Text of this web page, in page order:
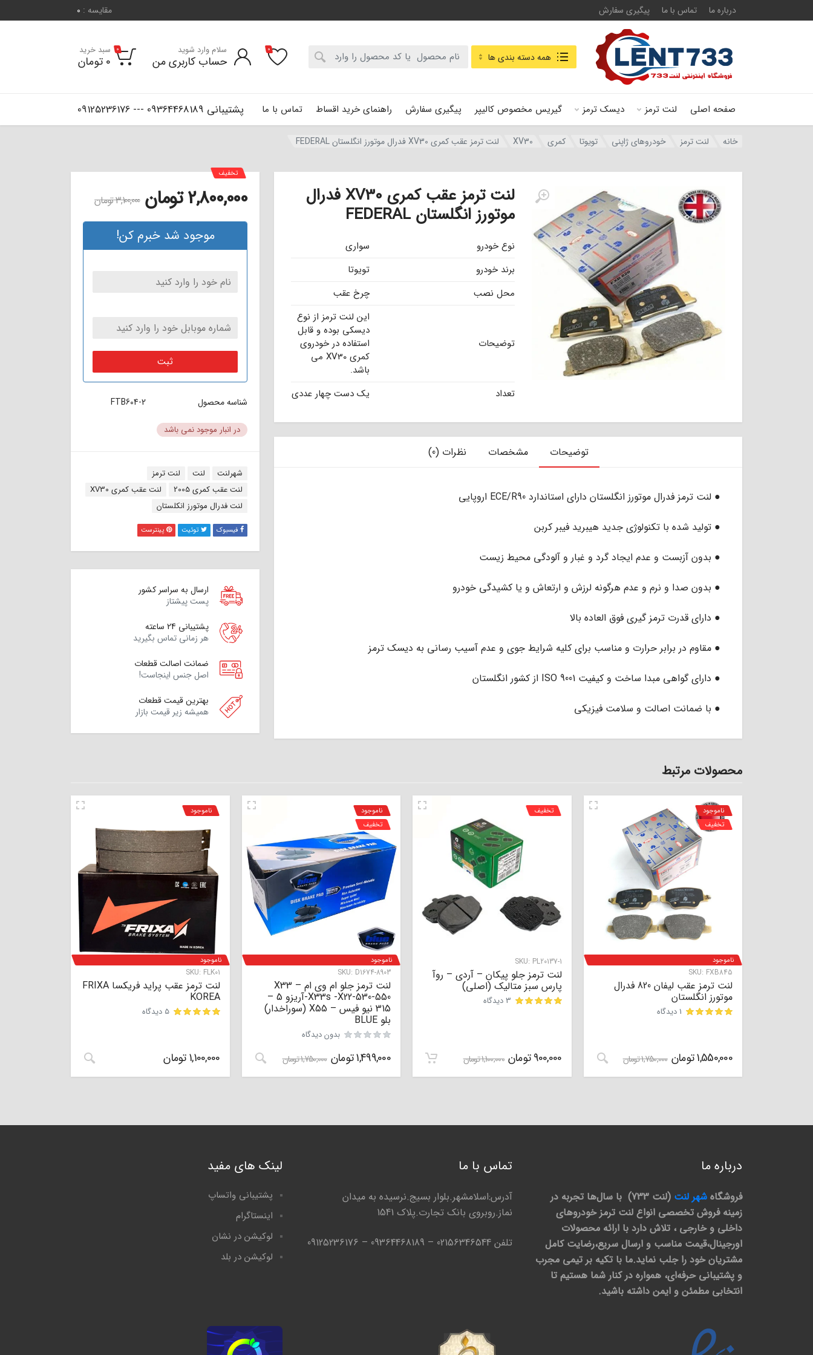
درباره ما تماس با ما پیگیری سفارش مقایسه : 0
صفحه اصلی لنت ترمز دیسک ترمز گیریس مخصوص کالیپر پیگیری سفارش راهنمای خرید اقساط تماس با ما پشتیبانی 09364468189 --- 09125236176
جستجو در:همه دسته بندی ها
0 سلام وارد شوید
حساب کاربری من
0 سبد خرید
0 تومان
خانه لنت ترمز خودروهای ژاپنی تویوتا کمری XV30 لنت ترمز عقب کمری XV30 فدرال موتورز انگلستان FEDERAL
لنت ترمز عقب کمری XV30 فدرال
موتورز انگلستان FEDERAL
نوع خودرو
سواری
برند خودرو
تویوتا
محل نصب
چرخ عقب
توضیحات
این لنت ترمز از نوع
دیسکی بوده و قابل
استفاده در خودروی
کمری XV30 می
باشد.
تعداد
یک دست چهار عددی
تخفیف
2,800,000تومان 3,100,000تومان
موجود شد خبرم کن!
ثبت
شناسه محصول FTB604-2
در انبار موجود نمی باشد
برچسب:
شهرلنت لنت
لنت ترمز
لنت عقب کمری 2005
لنت عقب کمری XV30
لنت فدرال موتورز انکلستان
فیسبوک توئیت پینترست
ارسال به سراسر کشور
پست پیشتاز
پشتیبانی 24 ساعته
هر زمانی تماس بگیرید
ضمانت اصالت قطعات
اصل جنس اینجاست!
بهترین قیمت قطعات
همیشه زیر قیمت بازار
توضیحات مشخصات نظرات (0)
● لنت ترمز فدرال موتورز انگلستان دارای استاندارد ECE/R90 اروپایی
● تولید شده با تکنولوژی جدید هیبرید فیبر کربن
● بدون آزبست و عدم ایجاد گرد و غبار و آلودگی محیط زیست
● بدون صدا و نرم و عدم هرگونه لرزش و ارتعاش و یا کشیدگی خودرو
● دارای قدرت ترمز گیری فوق العاده بالا
● مقاوم در برابر حرارت و مناسب برای کلیه شرایط جوی و عدم آسیب رسانی به دیسک ترمز
● دارای گواهی مبدا ساخت و کیفیت ISO 9001 از کشور انگلستان
● با ضمانت اصالت و سلامت فیزیکی
محصولات مرتبط
ناموجود
SKU: FXB845
ناموجود
تخفیف
لنت ترمز عقب لیفان 820 فدرال
موتورز انگلستان
1 دیدگاه
1,550,000تومان 1,750,000تومان
SKU: PL20137-1
تخفیف
لنت ترمز جلو پیکان – آردی – روآ
پارس سبز متالیک (اصلی)
3 دیدگاه
900,000 تومان 1,100,000تومان
ناموجود
SKU: D1674-8903
ناموجود
تخفیف
لنت ترمز جلو ام وی ام X33 –
X33s -X22-530-550-آریزو 5 –
315 نیو فیس – X55 (سوراخدار)
بلو BLUE
بدون دیدگاه
1,499,000تومان 1,750,000تومان
ناموجود
SKU: FLK01
ناموجود
لنت ترمز عقب پراید فریکسا FRIXA
KOREA
5 دیدگاه
1,100,000تومان
درباره ما
فروشگاه شهر لنت
(لنت 733) با سال‌ها تجربه در
زمینه فروش تخصصی انواع لنت ترمز خودروهای
داخلی و خارجی ، تلاش دارد با ارائه محصولات
اورجینال،قیمت مناسب و ارسال سریع،رضایت کامل
مشتریان خود را جلب نماید.ما با تکیه بر تیمی مجرب
و پشتیبانی حرفه‌ای، همواره در کنار شما هستیم تا
انتخابی مطمئن و ایمن داشته باشید.
تماس با ما
آدرس:اسلامشهر.بلوار بسیج.نرسیده به میدان
نماز.روبروی بانک تجارت.پلاک 1541
تلفن 02156346544 – 09364468189 – 09125236176
لینک های مفید
پشتیبانی واتساپ
اینستاگرام
لوکیشن در نشان
لوکیشن در بلد